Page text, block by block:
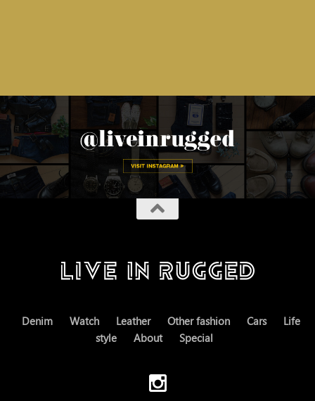
Denim Watch Leather Other fashion Cars
Life
style
About Special